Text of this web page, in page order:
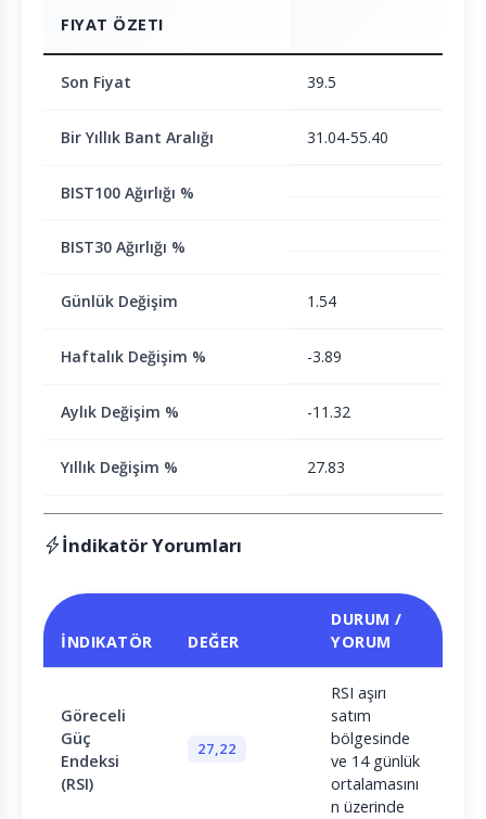
FIYAT ÖZETI
Son Fiyat 39.5
Bir Yıllık Bant Aralığı 31.04-55.40
BIST100 Ağırlığı %
BIST30 Ağırlığı %
Günlük Değişim 1.54
Haftalık Değişim % -3.89
Aylık Değişim % -11.32
Yıllık Değişim % 27.83
İndikatör Yorumları
İNDIKATÖR DEĞER
DURUM /
YORUM
Göreceli
Güç
Endeksi
(RSI)
27,22
RSI aşırı
satım
bölgesinde
ve 14 günlük
ortalamasını
n üzerinde